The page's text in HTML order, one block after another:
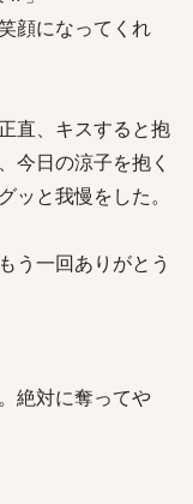
顔になってくれ
直、キスすると抱
今日の涼子を抱く
と我慢をした。
う一回ありがとう
絶対に奪ってや